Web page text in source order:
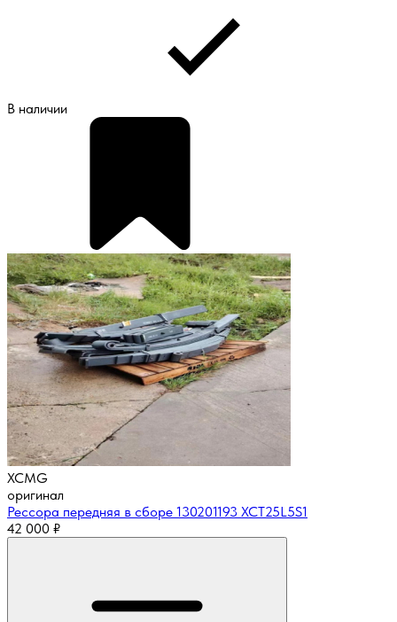
В наличии
XCMG
оригинал
Рессора передняя в сборе 130201193 XCT25L5S1
42 000 ₽